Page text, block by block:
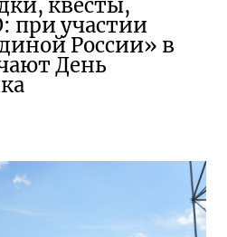
при участии
России» в
День